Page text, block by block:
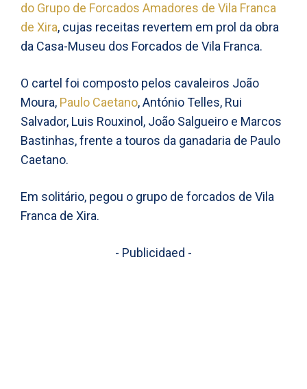
do Grupo de Forcados Amadores de Vila Franca
de Xira, cujas receitas revertem em prol da obra
da Casa-Museu dos Forcados de Vila Franca.
O cartel foi composto pelos cavaleiros João
Moura, Paulo Caetano, António Telles, Rui
Salvador, Luis Rouxinol, João Salgueiro e Marcos
Bastinhas, frente a touros da ganadaria de Paulo
Caetano.
Em solitário, pegou o grupo de forcados de Vila
Franca de Xira.
- Publicidaed -